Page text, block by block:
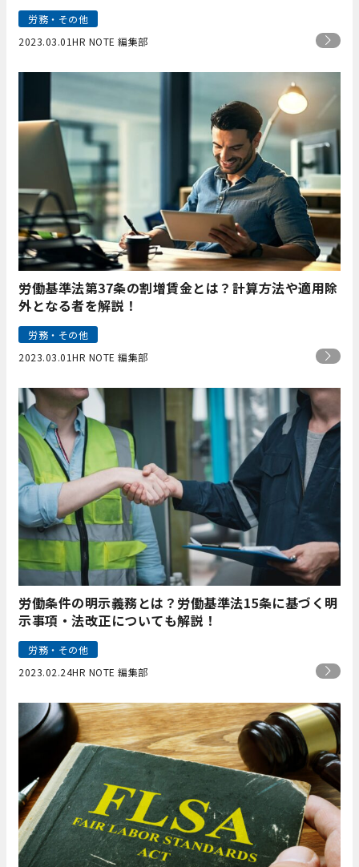
労務・その他
2023.03.01HR NOTE 編集部
労働基準法第37条の割増賃金とは？計算方法や適用除
外となる者を解説！
労務・その他
2023.03.01HR NOTE 編集部
労働条件の明示義務とは？労働基準法15条に基づく明
示事項・法改正についても解説！
労務・その他
2023.02.24HR NOTE 編集部